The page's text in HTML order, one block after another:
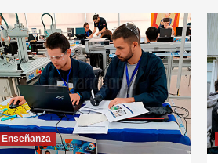
Enseñanza